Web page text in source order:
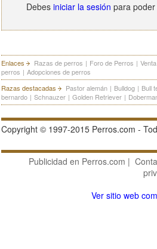
Debes iniciar la sesión para
Enlaces Razas de perros | Foro de Perros |
perros | Adopciones de perros
Razas destacadas
Pastor alemán | Bulldog | Bull
bernardo | Schnauzer | Golden Retriever |
Copyright © 1997-2015 Perros.com -
Publicidad en Perros.com |
Ver sitio web